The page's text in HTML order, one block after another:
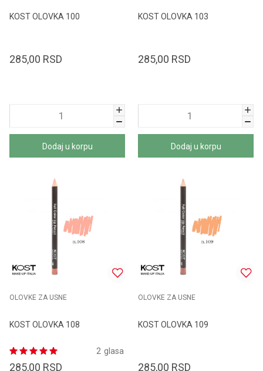
KOST OLOVKA 100
285,00 RSD
Dodaj u korpu
KOST OLOVKA 103
285,00 RSD
Dodaj u korpu
OLOVKE ZA USNE
KOST OLOVKA 108
glasa
2
285,00 RSD
OLOVKE ZA USNE
KOST OLOVKA 109
285,00 RSD